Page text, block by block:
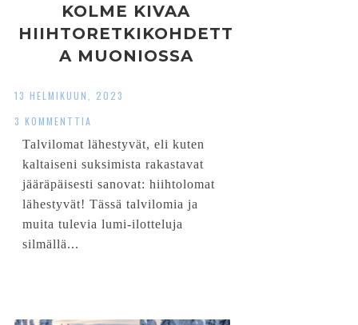
KOLME KIVAA
HIIHTORETKIKOHDETT
A MUONIOSSA
13 HELMIKUUN, 2023
3 KOMMENTTIA
Talvilomat lähestyvät, eli kuten
kaltaiseni suksimista rakastavat
jääräpäisesti sanovat: hiihtolomat
lähestyvät! Tässä talvilomia ja
muita tulevia lumi-ilotteluja
silmällä...